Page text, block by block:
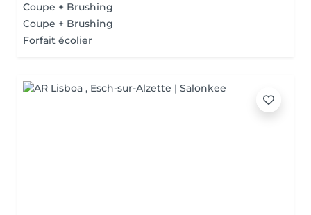
Coupe + Brushing
Coupe + Brushing
Forfait écolier